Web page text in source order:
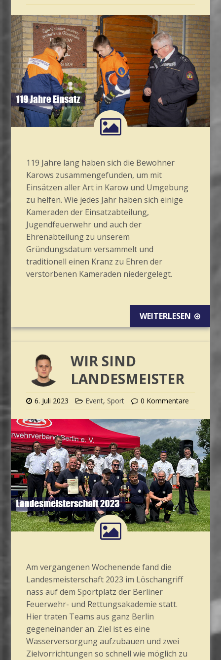
119 Jahre lang haben sich die Bewohner
Karows zusammengefunden, um mit
Einsätzen aller Art in Karow und Umgebung
zu helfen. Wie jedes Jahr haben sich einige
Kameraden der Einsatzabteilung,
Jugendfeuerwehr und auch der
Ehrenabteilung zu unserem
Gründungsdatum versammelt und
traditionell einen Kranz zu Ehren der
verstorbenen Kameraden niedergelegt.
WEITERLESEN
WIR SIND
LANDESMEISTER
6. Juli 2023 Event, Sport 0 Kommentare
Am vergangenen Wochenende fand die
Landesmeisterschaft 2023 im Löschangriff
nass auf dem Sportplatz der Berliner
Feuerwehr- und Rettungsakademie statt.
Hier traten Teams aus ganz Berlin
gegeneinander an. Ziel ist es eine
Wasserversorgung aufzubauen und zwei
Zielvorrichtungen so schnell wie möglich zu